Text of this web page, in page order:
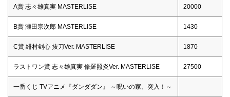
A賞 志々雄真実 MASTERLISE 20000
B賞 瀬田宗次郎 MASTERLISE 1430
C賞 緋村剣心 抜刀Ver. MASTERLISE 1870
ラストワン賞 志々雄真実 修羅照炎Ver. MASTERLISE 27500
一番くじ TVアニメ『ダンダダン』 ～呪いの家、突入！～